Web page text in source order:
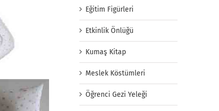
Eğitim Figürleri
Etkinlik Önlüğü
Kumaş Kitap
Meslek Köstümleri
Öğrenci Gezi Yeleği